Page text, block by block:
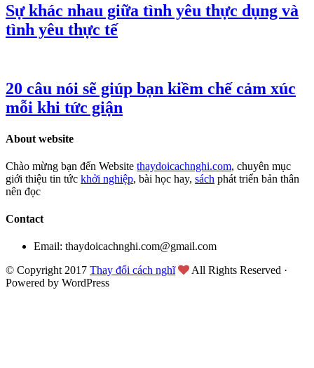
Sự khác nhau giữa tình yêu thực dụng và
tình yêu thực tế
20 câu nói sẽ giúp bạn kiềm chế cảm xúc
mỗi khi tức giận
About website
Chào mừng bạn đến Website thaydoicachnghi.com, chuyên mục
giới thiệu tin tức khởi nghiệp, bài học hay, sách phát triển bản thân
nên đọc
Contact
Email: thaydoicachnghi.com@gmail.com
© Copyright 2017 Thay đổi cách nghĩ
All Rights Reserved ·
Powered by WordPress